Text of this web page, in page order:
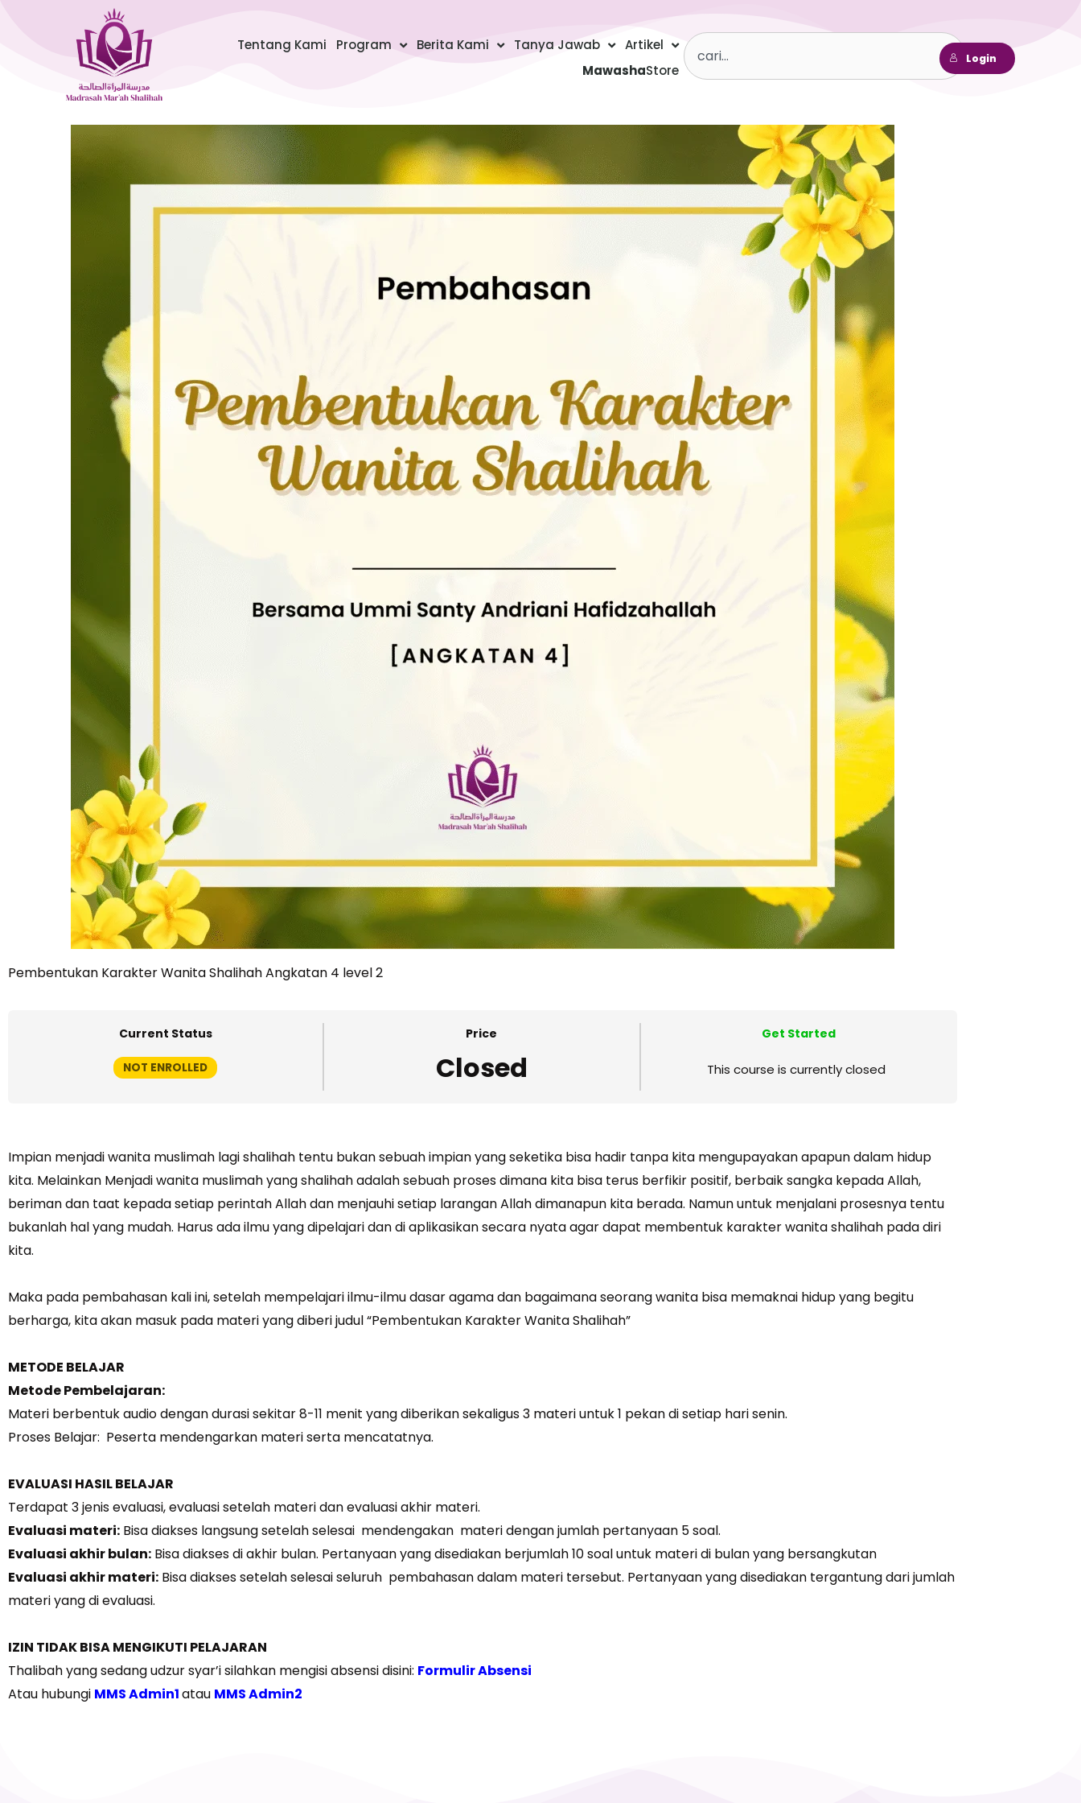
Tentang Kami Program Berita Kami Tanya Jawab
Artikel
MawashaStore
Search
Login
Pembentukan Karakter Wanita Shalihah Angkatan 4 level 2
Current Status
NOT ENROLLED
Price
Closed
Get Started
This course is currently closed
Impian menjadi wanita muslimah lagi shalihah tentu bukan sebuah impian yang seketika bisa hadir tanpa kita mengupayakan apapun dalam hidup
kita. Melainkan Menjadi wanita muslimah yang shalihah adalah sebuah proses dimana kita bisa terus berfikir positif, berbaik sangka kepada Allah,
beriman dan taat kepada setiap perintah Allah dan menjauhi setiap larangan Allah dimanapun kita berada. Namun untuk menjalani prosesnya tentu
bukanlah hal yang mudah. Harus ada ilmu yang dipelajari dan di aplikasikan secara nyata agar dapat membentuk karakter wanita shalihah pada diri
kita.
Maka pada pembahasan kali ini, setelah mempelajari ilmu-ilmu dasar agama dan bagaimana seorang wanita bisa memaknai hidup yang begitu
berharga, kita akan masuk pada materi yang diberi judul “Pembentukan Karakter Wanita Shalihah”
METODE BELAJAR
Metode Pembelajaran:
Materi berbentuk audio dengan durasi sekitar 8-11 menit yang diberikan sekaligus 3 materi untuk 1 pekan di setiap hari senin.
Proses Belajar: Peserta mendengarkan materi serta mencatatnya.
EVALUASI HASIL BELAJAR
Terdapat 3 jenis evaluasi, evaluasi setelah materi dan evaluasi akhir materi.
Evaluasi materi: Bisa diakses langsung setelah selesai mendengakan materi dengan jumlah pertanyaan 5 soal.
Evaluasi akhir bulan: Bisa diakses di akhir bulan. Pertanyaan yang disediakan berjumlah 10 soal untuk materi di bulan yang bersangkutan
Evaluasi akhir materi: Bisa diakses setelah selesai seluruh pembahasan dalam materi tersebut. Pertanyaan yang disediakan tergantung dari jumlah
materi yang di evaluasi.
IZIN TIDAK BISA MENGIKUTI PELAJARAN
Thalibah yang sedang udzur syar’i silahkan mengisi absensi disini: Formulir Absensi
Atau hubungi MMS Admin1atau MMS Admin2